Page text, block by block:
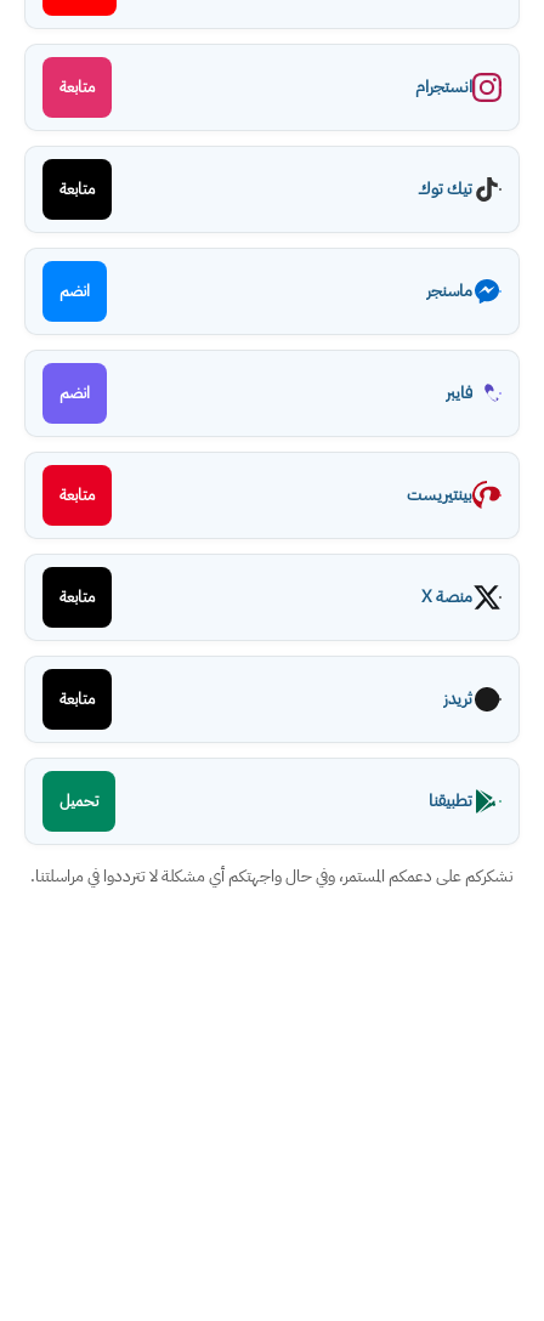
انستجرام متابعة
تيك توك متابعة
ماسنجر انضم
فايبر انضم
بينتيريست متابعة
منصة X متابعة
ثريدز متابعة
تطبيقنا تحميل
نشكركم على دعمكم المستمر، وفي حال واجهتكم أي مشكلة لا تترددوا في مراسلتنا.